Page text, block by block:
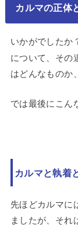
カルマの正体
いかがでしたか
について、その
はどんなものか
では最後にこん
カルマと執着
先ほどカルマに
ましたが、それ